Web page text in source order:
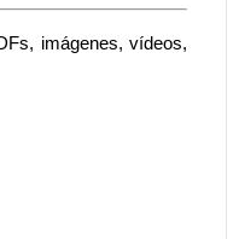
imágenes, vídeos,